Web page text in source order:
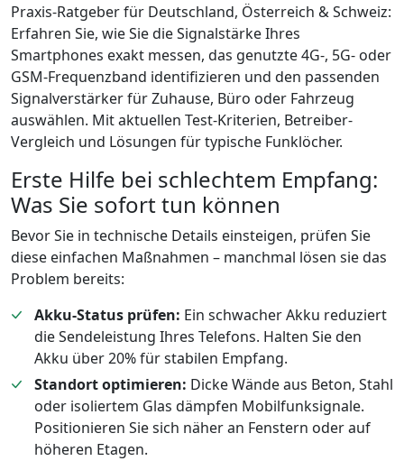
Praxis-Ratgeber für Deutschland, Österreich & Schweiz:
Erfahren Sie, wie Sie die Signalstärke Ihres
Smartphones exakt messen, das genutzte 4G-, 5G- oder
GSM-Frequenzband identifizieren und den passenden
Signalverstärker für Zuhause, Büro oder Fahrzeug
auswählen. Mit aktuellen Test-Kriterien, Betreiber-
Vergleich und Lösungen für typische Funklöcher.
Erste Hilfe bei schlechtem Empfang:
Was Sie sofort tun können
Bevor Sie in technische Details einsteigen, prüfen Sie
diese einfachen Maßnahmen – manchmal lösen sie das
Problem bereits:
Akku-Status prüfen: Ein schwacher Akku reduziert
die Sendeleistung Ihres Telefons. Halten Sie den
Akku über 20% für stabilen Empfang.
Standort optimieren: Dicke Wände aus Beton, Stahl
oder isoliertem Glas dämpfen Mobilfunksignale.
Positionieren Sie sich näher an Fenstern oder auf
höheren Etagen.